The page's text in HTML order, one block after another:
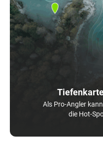
Als Pro-Angler
die Hot-